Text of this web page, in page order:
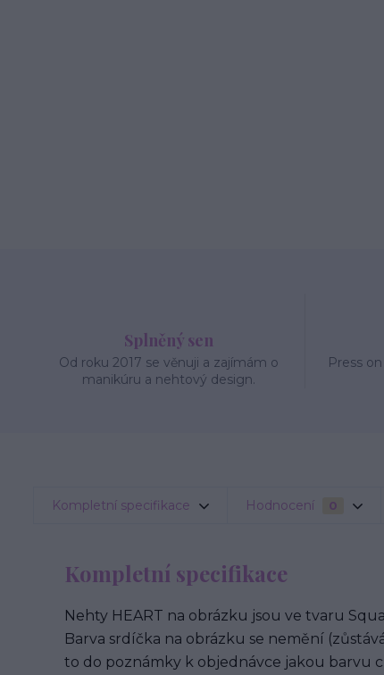
Splněný sen
Od roku 2017 se věnuji a zajímám o
manikúru a nehtový design.
Press
Kompletní specifikace Hodnocení 0
Kompletní specifikace
Nehty HEART na obrázku jsou ve tvaru
Barva srdíčka na obrázku se nemění
to do poznámky k objednávce jakou barvu